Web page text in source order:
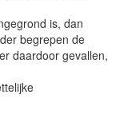
is, dan
begrepen de
daardoor gevallen,